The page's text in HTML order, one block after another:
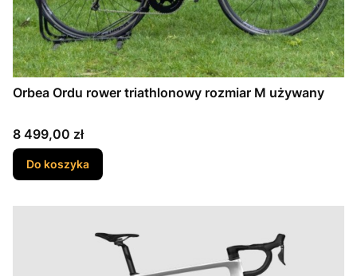
Orbea Ordu rower triathlonowy rozmiar M używany
Cena
8 499,00 zł
Do koszyka